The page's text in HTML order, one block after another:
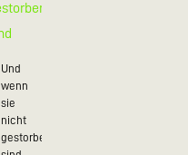
Und
wenn
sie
nicht
gestorben